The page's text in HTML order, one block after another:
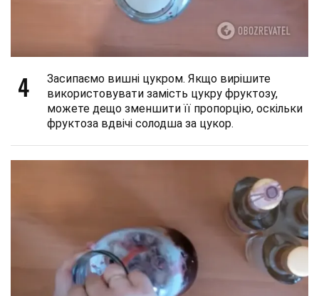
4
Засипаємо вишні цукром. Якщо вирішите
використовувати замість цукру фруктозу,
можете дещо зменшити її пропорцію, оскільки
фруктоза вдвічі солодша за цукор.